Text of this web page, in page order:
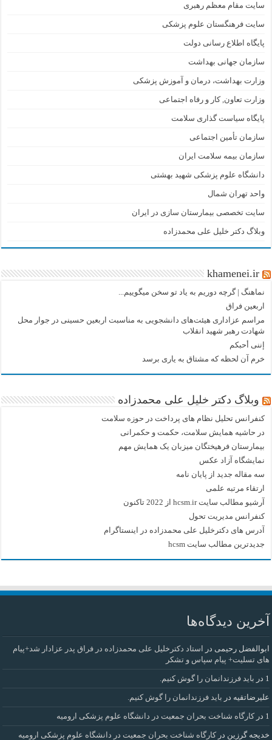
سایت مقام معظم رهبری
سایت فرهنگستان علوم پزشکی
پایگاه اطلاع رسانی دولت
سازمان جهانی بهداشت
وزارت بهداشت، درمان و آموزش پزشکی
وزارت تعاون, کار و رفاه اجتماعی
پایگاه سیاست گذاری سلامت
سازمان تأمین اجتماعی
سازمان بیمه سلامت ایران
دانشگاه علوم پزشکی شهید بهشتی
واحد تهران شمال
سایت تخصصی بیمارستان سازی در ایران
وبلاگ دکتر خلیل علی محمدزاده
khamenei.ir
نماهنگ |‌ گرچه دوریم به یاد تو سخن میگوییم...
اربعین فراق
مراسم عزاداری هیئت‌های دانشجویی به مناسبت اربعین حسینی در جوار محل
شهادت رهبر شهید انقلاب
إننی أحبکم
خرم آن لحظه که مشتاق به یاری برسد
وبلاگ دکتر خلیل علی محمدزاده
کنفرانس تحلیل نظام های پرداخت در حوزه سلامت
در حاشیه همایش سلامت، حکمت و حکمرانی
بیمارستان فرهیختگان میزبان یک همایش مهم
نمایشگاه آزاد عکس
سه مقاله جدید از پایان نامه
ارتقاء مرتبه علمی
آرشیو مطالب سایت hcsm.ir از 2022 تاکنون
کنفرانس مدیریت تحول
آدرس های دکترخلیل علی محمدزاده در اینستاگرام
جدیدترین مطالب سایت hcsm
آخرین دیدگاه‌ها
ابوالفضل رحیمی در
استاد دکترخلیل علی محمدزاده در فراق پدر عزادار شد+پیام
های تسلیت+ پیام سپاس و تشکر
1 در باید فرزندانمان را گوش کنیم.
علیرضاتقیه در باید فرزندانمان را گوش کنیم.
1 درکارگاه شناخت بحران جمعیت در دانشگاه علوم پزشکی ارومیه
خديجه گرزین درکارگاه شناخت بحران جمعیت در دانشگاه علوم پزشکی ارومیه